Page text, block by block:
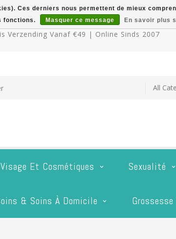
Verzending Vanaf €49 | Online Sinds 2007
Et Cosmétiques Sexualité
& Soins À Domicile
Ces derniers nous permettent de mieux
fonctions.
Masquer ce message En savoir plus